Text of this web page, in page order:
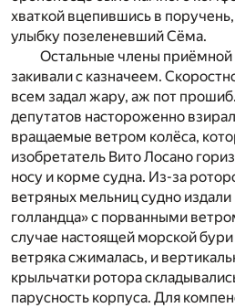
хваткой вцепившись в
улыбку позеленевший Сёма.
Остальные члены приёмной
закивали с казначеем.
всем задал жару, аж пот
депутатов настороженно
вращаемые ветром колёса,
изобретатель Вито Лосано
носу и корме судна. Из-за
ветряных мельниц судно
голландца» с порванными
случае настоящей морской бури
ветряка сжималась, и
крыльчатки ротора
парусность корпуса. Для